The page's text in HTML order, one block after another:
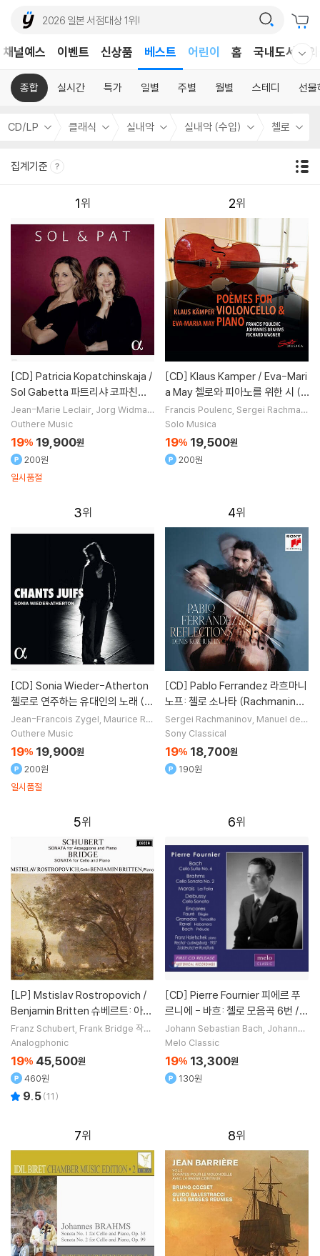
채널예스 이벤트 신상품 베스트
어린이
독후감
홈 국내도서
종합 실시간 특가 일별 주별 월별 스테디 선물
CD/LP 클래식 실내악 실내악 (수입) 첼로
집계기준
1
[CD]
Sol Gabetta 파트리샤 코파친스
카야, 솔 가베타 - 바이올린과 첼로
2중주
Jean-Marie Leclair Jorg Widman
n Carl Philipp Emanuel Bach
Outhere Music
19% 19,900원
200원
일시품절
2
[CD]
a May 첼로와 피아노를 위한 시 (P
oemes for Violoncello and Pia
no)
Francis Poulenc Sergei Rachmani
nov Richard Wagner
Solo Musica
19% 19,500원
200원
3
[CD]
첼로로 연주하는 유대인의 노래 (C
hants Juifs)
Jean-Francois Zygel Maurice Ra
vel작곡 Sonia Wieder-Atherton
Outhere Music
19% 19,900원
200원
일시품절
4
[CD]
노프: 첼로 소나타 (Rachmaninof
f: Sonata for Piano and Cello
Op.19)
Sergei Rachmaninov Manuel de F
alla Enrique Granados
Sony Classical
19% 18,700원
190원
5
[LP]
Benjamin Britten 슈베르트: 아르
페지오네 소나타 / 브리지: 첼로 소
나타 [LP]
Franz Schubert Frank Bridge 작곡
Mstislav Rostropovich
Analogphonic
19% 45,500원
460원
9.5(11)
6
[CD]
르니에 - 바흐: 첼로 모음곡 6번 /
브람스: 소나타 2번 / 마랭 마레: 라
폴리아 외 (J.S. Bach: Cello Suite
BWV1012 / Brahms: Sonata O
p.99 / Marin Marais: La Folia)
Johann Sebastian Bach Johannes
Brahms Marin Marais
Melo Classic
19% 13,300원
130원
7 8